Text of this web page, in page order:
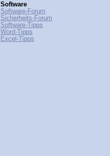
Software
Software-Forum
Sicherheits-Forum
Software-Tipps
Word-Tipps
Excel-Tipps